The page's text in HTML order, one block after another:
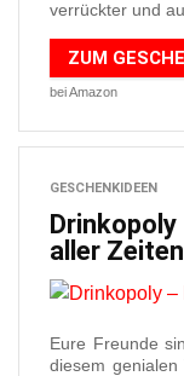
verrückter und
ZUM
bei Amazon
GESCHENKIDEEN
aller
Eure Freunde
diesem